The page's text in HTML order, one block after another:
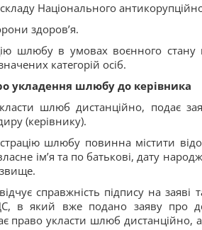
Національного
здоров’я.
шлюбу в умовах воєнного стану
категорій осіб.
укладення шлюбу до керівника
шлюб дистанційно, подає
(керівнику).
шлюбу повинна містити
ім’я та по батькові, дату
справжність підпису на заяві
в який вже подано заяву про
право укласти шлюб дистанційно,